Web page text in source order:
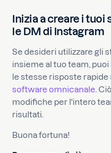
Inizia a creare i tuoi
le DM di Instagram
Se desideri utilizzare gli
insieme al tuo team,
le stesse risposte rapide
software omnicanale.
modifiche per l'intero
risultati.
Buona fortuna!